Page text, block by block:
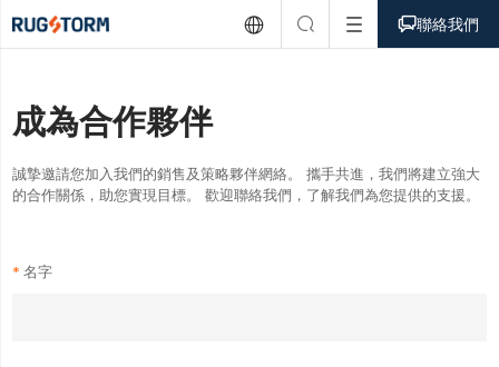
  聯絡我們
成為合作夥伴
誠摯邀請您加入我們的銷售及策略夥伴網絡。 攜手共進，我們將建立強大
的合作關係，助您實現目標。 歡迎聯絡我們，了解我們為您提供的支援。
名字